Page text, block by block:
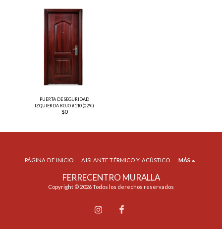
PUERTA DE SEGURIDAD
IZQUIERDA ROJO #110 (029I)
$0
FERRECENTRO MURALLA
Copyright © 2026 Todos los derechos reservados
PÁGINA DE INICIO AISLANTE TÉRMICO Y ACÚSTICO MÁS